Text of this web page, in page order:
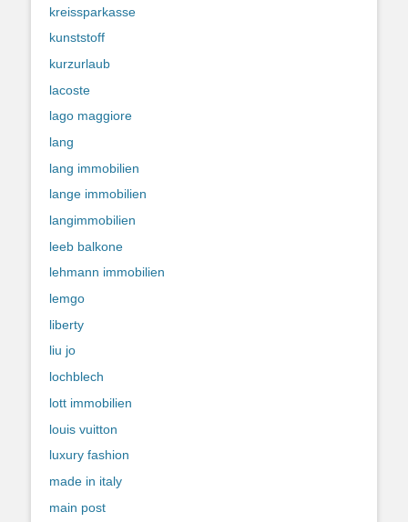
kreissparkasse
kunststoff
kurzurlaub
lacoste
lago maggiore
lang
lang immobilien
lange immobilien
langimmobilien
leeb balkone
lehmann immobilien
lemgo
liberty
liu jo
lochblech
lott immobilien
louis vuitton
luxury fashion
made in italy
main post